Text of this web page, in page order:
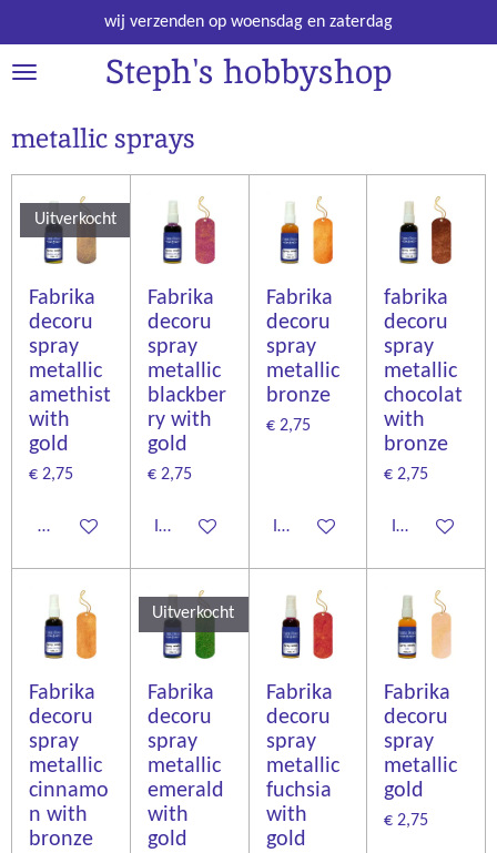
direct
naar
hoofdinhoud
Steph's hobbyshop
wij verzenden op woensdag en zaterdag
metallic sprays
Uitverkocht
Fabrika
decoru
spray
metallic
amethist
with
gold
€ 2,75
Houd mij op de hoogte
Fabrika
decoru
spray
metallic
blackber
ry with
gold
€ 2,75
In winkelwagen
Fabrika
decoru
spray
metallic
bronze
€ 2,75
In winkelwagen
fabrika
decoru
spray
metallic
chocolat
with
bronze
€ 2,75
In
Fabrika
decoru
spray
metallic
cinnamo
n with
bronze
Uitverkocht
Fabrika
decoru
spray
metallic
emerald
with
gold
Fabrika
decoru
spray
metallic
fuchsia
with
gold
Fabrika
decoru
spray
metallic
gold
€ 2,75